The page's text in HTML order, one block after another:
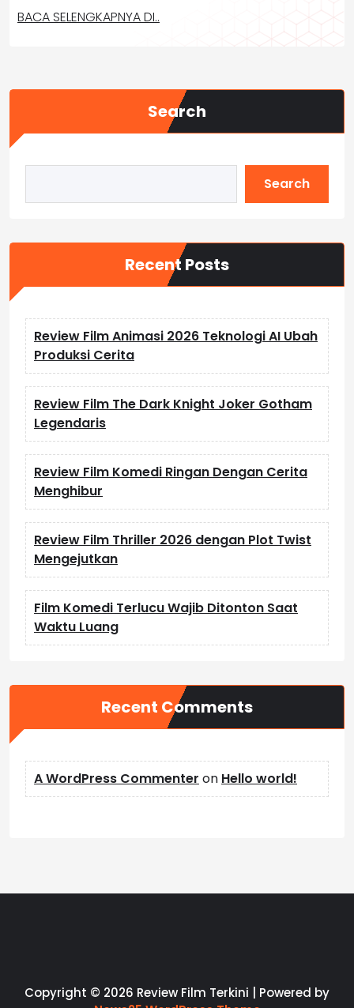
BACA SELENGKAPNYA DI..
Search
Search
Recent Posts
Review Film Animasi 2026 Teknologi AI Ubah
Produksi Cerita
Review Film The Dark Knight Joker Gotham
Legendaris
Review Film Komedi Ringan Dengan Cerita
Menghibur
Review Film Thriller 2026 dengan Plot Twist
Mengejutkan
Film Komedi Terlucu Wajib Ditonton Saat
Waktu Luang
Recent Comments
A WordPress Commenter on Hello world!
Copyright © 2026 Review Film Terkini | Powered by